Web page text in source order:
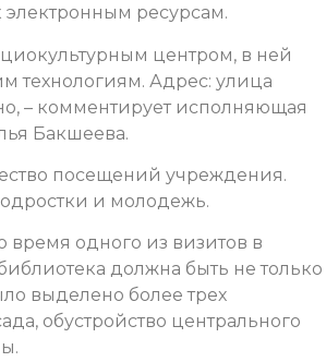
ресурсам.
центром, в ней
технологиям. Адрес: улица
– комментирует исполняющая
Бакшеева.
посещений учреждения.
и молодежь.
время одного из визитов в
должна быть не только
выделено более трех
обустройство центрального